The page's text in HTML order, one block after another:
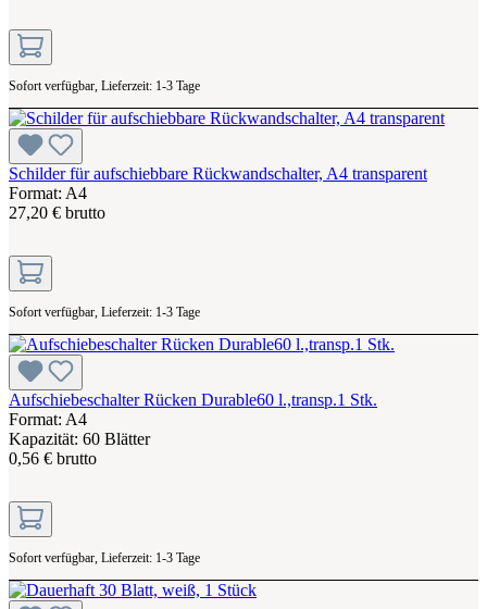
Sofort verfügbar, Lieferzeit: 1-3 Tage
Schilder für aufschiebbare Rückwandschalter, A4 transparent
Format: A4
27,20 € brutto
Sofort verfügbar, Lieferzeit: 1-3 Tage
Aufschiebeschalter Rücken Durable60 l.,transp.1 Stk.
Format: A4
Kapazität: 60 Blätter
0,56 € brutto
Sofort verfügbar, Lieferzeit: 1-3 Tage